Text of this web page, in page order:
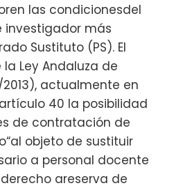
las condicionesdel
investigador más
Sustituto (PS). El
Ley Andaluza de
2013), actualmente en
40 la posibilidad
de contratación de
objeto de sustituir
a personal docente
areserva de